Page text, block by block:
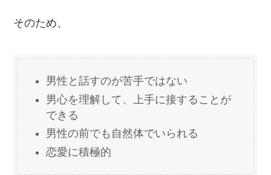
そのため、
男性と話すのが苦手ではない
男心を理解して、上手に接することが
できる
男性の前でも自然体でいられる
恋愛に積極的